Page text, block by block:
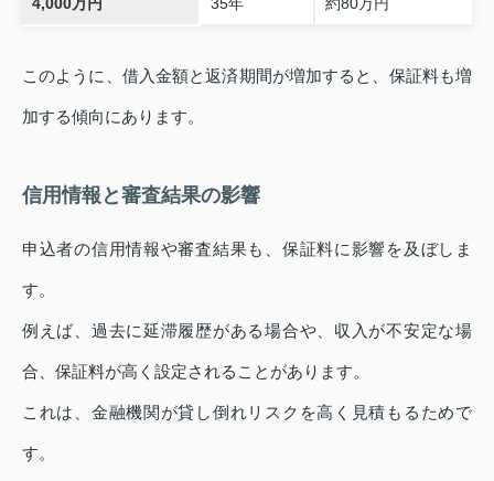
このように、借入金額と返済期間が増加すると、保証料も増
加する傾向にあります。
信用情報と審査結果の影響
申込者の信用情報や審査結果も、保証料に影響を及ぼしま
す。
例えば、過去に延滞履歴がある場合や、収入が不安定な場
合、保証料が高く設定されることがあります。
これは、金融機関が貸し倒れリスクを高く見積もるためで
す。